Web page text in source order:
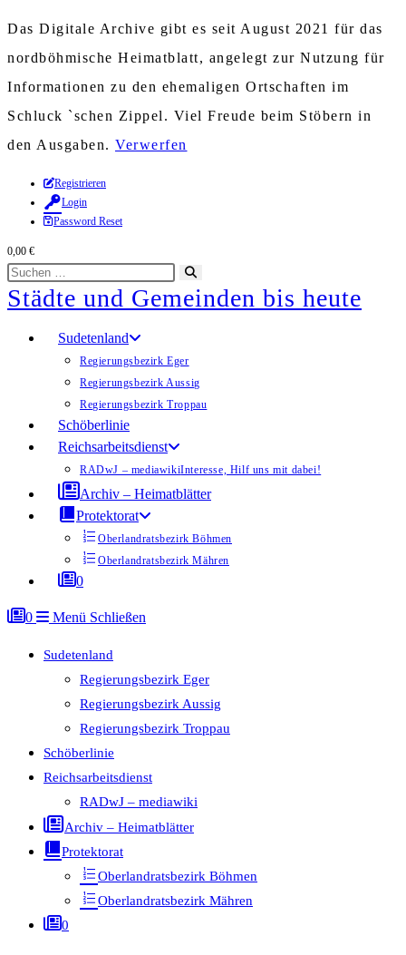
Das Digitale Archive gibt es seit August 2021 für das
nordböhmische Heimatblatt, angelegt zur Nutzung für
Informationen zu den ehemaligen Ortschaften im
Schluck `schen Zippel. Viel Freude beim Stöbern in
den Ausgaben. Verwerfen
Zum
Inhalt
springen
Registrieren
Login
Password Reset
0,00 €
Diese
Website
durchsuchen
starten
Städte und Gemeinden bis heute
Sudetenland
Regierungsbezirk Eger
Regierungsbezirk Aussig
Regierungsbezirk Troppau
Schöberlinie
Reichsarbeitsdienst
RADwJ – mediawikiInteresse, Hilf uns mit dabei!
Archiv – Heimatblätter
Protektorat
Oberlandratsbezirk Böhmen
Oberlandratsbezirk Mähren
0
0 Menü Schließen
Sudetenland
Regierungsbezirk Eger
Regierungsbezirk Aussig
Regierungsbezirk Troppau
Schöberlinie
Reichsarbeitsdienst
RADwJ – mediawiki
Archiv – Heimatblätter
Protektorat
Oberlandratsbezirk Böhmen
Oberlandratsbezirk Mähren
0